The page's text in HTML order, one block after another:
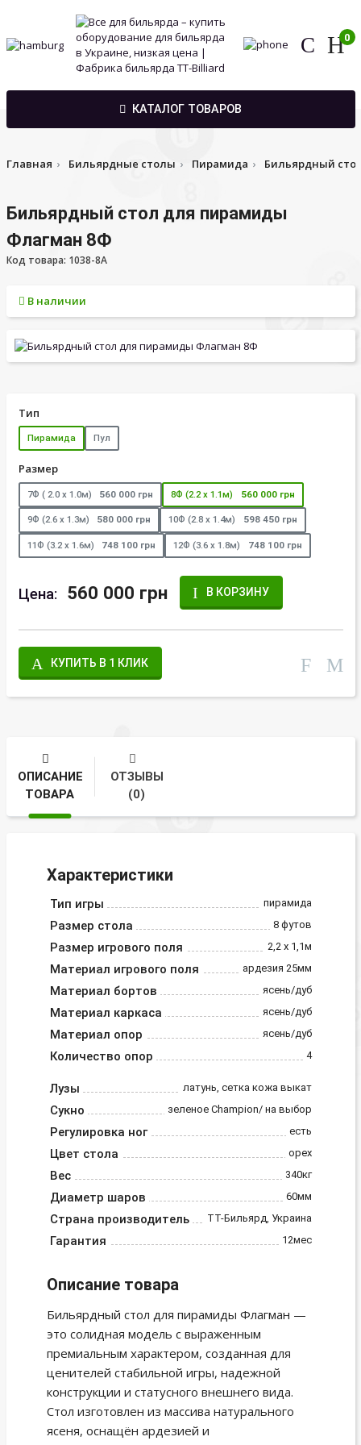
0
КАТАЛОГ ТОВАРОВ
Главная Бильярдные столы Пирамида Бильярдный
Бильярдный стол для пирамиды
Флагман 8Ф
Код товара: 1038-8A
В наличии
Тип
Пирамида Пул
Размер
7Ф ( 2.0 х 1.0м) 560 000 грн 8Ф (2.2 х 1.1м) 560 000 грн
9Ф (2.6 х 1.3м) 580 000 грн 10Ф (2.8 х 1.4м) 598 450 грн
11Ф (3.2 х 1.6м) 748 100 грн 12Ф (3.6 х 1.8м) 748 100 грн
Цена: 560 000 грн В КОРЗИНУ
КУПИТЬ В 1 КЛИК
ОПИСАНИЕ
ТОВАРА
ОТЗЫВЫ
(0)
Характеристики
Тип игры пирамида
Размер стола 8 футов
Размер игрового поля 2,2 х 1,1м
Материал игрового поля ардезия 25мм
Материал бортов ясень/дуб
Материал каркаса ясень/дуб
Материал опор ясень/дуб
Количество опор 4
Лузы латунь, сетка кожа выкат
Сукно зеленое Champion/ на выбор
Регулировка ног есть
Цвет стола орех
Вес 340кг
Диаметр шаров 60мм
Страна производитель ТТ-Бильярд, Украина
Гарантия 12мес
Описание товара
Бильярдный стол для пирамиды Флагман —
это солидная модель с выраженным
премиальным характером, созданная для
ценителей стабильной игры, надежной
конструкции и статусного внешнего вида.
Стол изготовлен из массива натурального
ясеня, оснащён ардезией и